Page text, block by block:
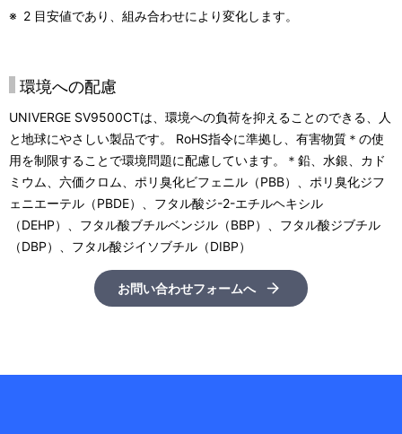
※ 2 目安値であり、組み合わせにより変化します。
環境への配慮
UNIVERGE SV9500CTは、環境への負荷を抑えることのできる、人
と地球にやさしい製品です。 RoHS指令に準拠し、有害物質＊の使
用を制限することで環境問題に配慮しています。＊鉛、水銀、カド
ミウム、六価クロム、ポリ臭化ビフェニル（PBB）、ポリ臭化ジフ
ェニエーテル（PBDE）、フタル酸ジ-2-エチルヘキシル
（DEHP）、フタル酸ブチルベンジル（BBP）、フタル酸ジブチル
（DBP）、フタル酸ジイソブチル（DIBP）
お問い合わせフォームへ